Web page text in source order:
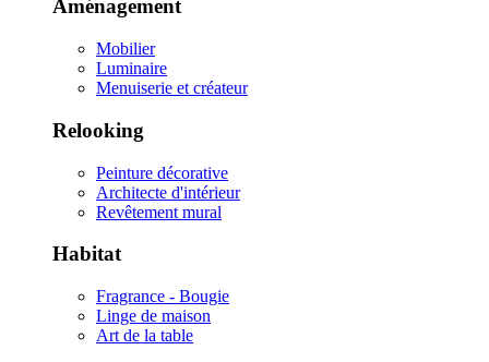
Aménagement
Mobilier
Luminaire
Menuiserie et créateur
Relooking
Peinture décorative
Architecte d'intérieur
Revêtement mural
Habitat
Fragrance - Bougie
Linge de maison
Art de la table